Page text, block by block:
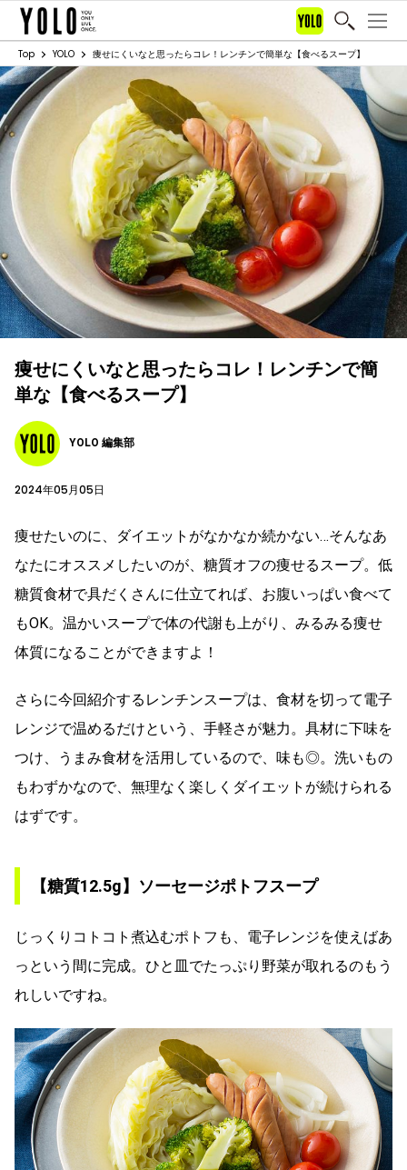
Top YOLO 痩せにくいなと思ったらコレ！レンチンで簡単な【食べるスープ】
痩せにくいなと思ったらコレ！レンチンで簡
単な【食べるスープ】
YOLO 編集部
2024年05月05日
痩せたいのに、ダイエットがなかなか続かない…そんなあ
なたにオススメしたいのが、糖質オフの痩せるスープ。低
糖質食材で具だくさんに仕立てれば、お腹いっぱい食べて
もOK。温かいスープで体の代謝も上がり、みるみる痩せ
体質になることができますよ！
さらに今回紹介するレンチンスープは、食材を切って電子
レンジで温めるだけという、手軽さが魅力。具材に下味を
つけ、うまみ食材を活用しているので、味も◎。洗いもの
もわずかなので、無理なく楽しくダイエットが続けられる
はずです。
【糖質12.5g】ソーセージポトフスープ
じっくりコトコト煮込むポトフも、電子レンジを使えばあ
っという間に完成。ひと皿でたっぷり野菜が取れるのもう
れしいですね。